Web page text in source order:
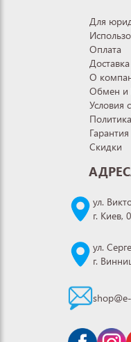
Для
Оплата
Доставка
О
Обмен и
Условия
Скидки
ул.
г. Киев,
ул.
г.